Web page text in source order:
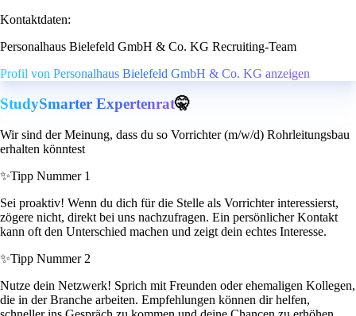
Kontaktdaten:
Personalhaus Bielefeld GmbH & Co. KG Recruiting-Team
Profil von Personalhaus Bielefeld GmbH & Co. KG anzeigen
StudySmarter Expertenrat🤫
Wir sind der Meinung, dass du so Vorrichter (m/w/d) Rohrleitungsbau
erhalten könntest
✨Tipp Nummer 1
Sei proaktiv! Wenn du dich für die Stelle als Vorrichter interessierst,
zögere nicht, direkt bei uns nachzufragen. Ein persönlicher Kontakt
kann oft den Unterschied machen und zeigt dein echtes Interesse.
✨Tipp Nummer 2
Nutze dein Netzwerk! Sprich mit Freunden oder ehemaligen Kollegen,
die in der Branche arbeiten. Empfehlungen können dir helfen,